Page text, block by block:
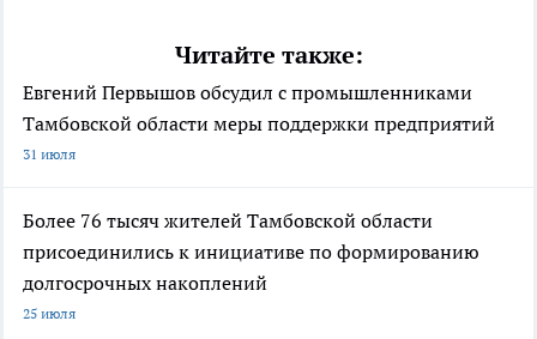
Читайте также:
Евгений Первышов обсудил с промышленниками
Тамбовской области меры поддержки предприятий
31 июля
Более 76 тысяч жителей Тамбовской области
присоединились к инициативе по формированию
долгосрочных накоплений
25 июля